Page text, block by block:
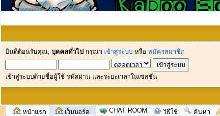
ยินดีต้อนรับคุณ, บุคคลทั่วไป กรุณา เข้าสู่ระบบ หรือ สมัครสมาชิก
เข้าสู่ระบบด้วยชื่อผู้ใช้ รหัสผ่าน และระยะเวลาในเซสชั่น
หน้าแรก เว็บบอร์ด CHAT ROOM วิธีใช้ ค้นหา